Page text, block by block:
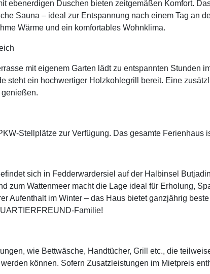
ebenerdigen Duschen bieten zeitgemäßen Komfort.
Sauna – ideal zur Entspannung nach einem Tag an
Wärme und ein komfortables Wohnklima.
mit eigenem Garten lädt zu entspannten Stunden
steht ein hochwertiger Holzkohlegrill bereit. Eine
genießen.
Stellplätze zur Verfügung. Das gesamte Ferienhaus
sich in Fedderwardersiel auf der Halbinsel
zum Wattenmeer macht die Lage ideal für Erholung,
Aufenthalt im Winter – das Haus bietet ganzjährig
Familie!
wie Bettwäsche, Handtücher, Grill etc., die
können. Sofern Zusatzleistungen im Mietpreis